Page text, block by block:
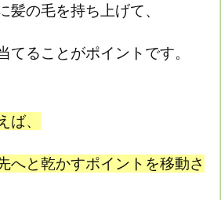
髪の毛を持ち上げて、
てることがポイントです。
ば、
へと乾かすポイントを移動さ